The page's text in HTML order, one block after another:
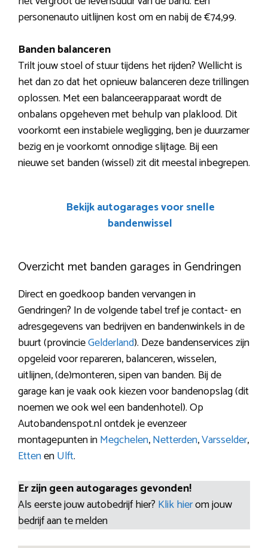
personenauto uitlijnen kost om en nabij de €74,99.
Banden balanceren
Trilt jouw stoel of stuur tijdens het rijden? Wellicht is
het dan zo dat het opnieuw balanceren deze trillingen
oplossen. Met een balanceerapparaat wordt de
onbalans opgeheven met behulp van plaklood. Dit
voorkomt een instabiele wegligging, ben je duurzamer
bezig en je voorkomt onnodige slijtage. Bij een
nieuwe set banden (wissel) zit dit meestal inbegrepen.
Bekijk autogarages voor snelle
bandenwissel
Overzicht met banden garages in Gendringen
Direct en goedkoop banden vervangen in
Gendringen? In de volgende tabel tref je contact- en
adresgegevens van bedrijven en bandenwinkels in de
buurt (provincieGelderland). Deze bandenservices zijn
opgeleid voor repareren, balanceren, wisselen,
uitlijnen, (de)monteren, sipen van banden. Bij de
garage kan je vaak ook kiezen voor bandenopslag (dit
noemen we ook wel een bandenhotel). Op
Autobandenspot.nl ontdek je evenzeer
montagepunten inMegchelen,Netterden,Varsselder,
EttenenUlft.
Er zijn geen autogarages gevonden!
Als eerste jouw autobedrijf hier? Klik hierom jouw
bedrijf aan te melden